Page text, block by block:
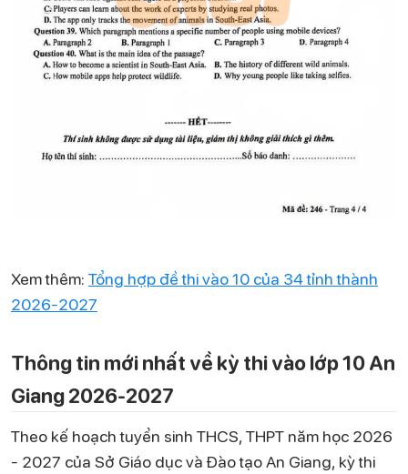
Xem thêm: Tổng hợp đề thi vào 10 của 34 tỉnh thành
2026-2027
Thông tin mới nhất về kỳ thi vào lớp 10 An
Giang 2026-2027
Theo kế hoạch tuyển sinh THCS, THPT năm học 2026
- 2027 của Sở Giáo dục và Đào tạo An Giang, kỳ thi